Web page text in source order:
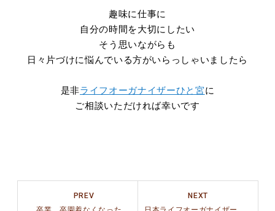
趣味に仕事に
自分の時間を大切にしたい
そう思いながらも
日々片づけに悩んでいる方がいらっしゃいましたら
是非ライフオーガナイザーひと宮に
ご相談いただければ幸いです
NEXT
PREV